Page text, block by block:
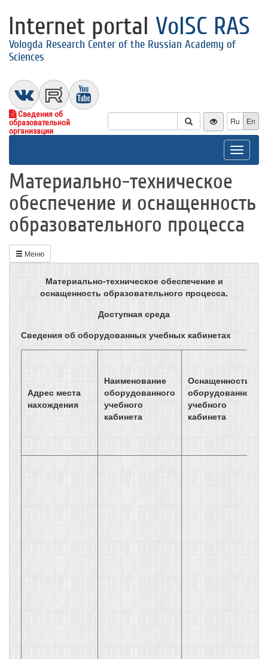
Internet portal VolSC RAS
Vologda Research Center of the Russian Academy of
Sciences
Сведения об
образовательной
организации
Ru En
Toggle
Материально-техническое
обеспечение и оснащенность
образовательного процесса
Меню
Материально-техническое обеспечение и
оснащенность образовательного процесса.
Доступная среда
Сведения об оборудованных учебных кабинетах
Адрес места
нахождения
Наименование
оборудованного
учебного
кабинета
Оснащенность
оборудованного
учебного
кабинета